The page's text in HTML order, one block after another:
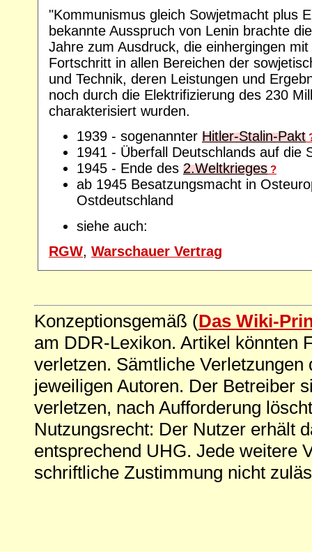
"Kommunismus gleich Sowjetmacht plus
bekannte Ausspruch von Lenin brachte
Jahre zum Ausdruck, die einhergingen
Fortschritt in allen Bereichen der
und Technik, deren Leistungen und
noch durch die Elektrifizierung des 230
charakterisiert wurden.
1939 - sogenannter Hitler-Stalin-Pakt
1941 - Überfall Deutschlands auf die
1945 - Ende des 2.Weltkrieges ?
ab 1945 Besatzungsmacht in
Ostdeutschland
siehe auch:
RGW, Warschauer Vertrag
Konzeptionsgemäß (Das Wiki-
am DDR-Lexikon. Artikel könnten
verletzen. Sämtliche
jeweiligen Autoren. Der Betreiber
verletzen, nach Aufforderung
Nutzungsrecht: Der Nutzer erhält
entsprechend UHG. Jede weitere
schriftliche Zustimmung nicht